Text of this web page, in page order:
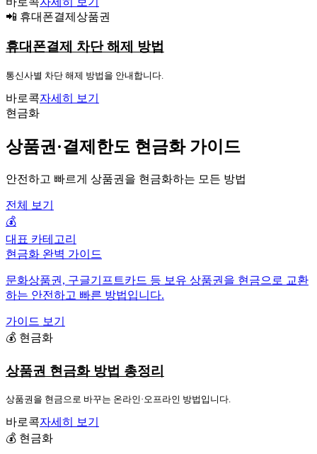
📲 휴대폰결제상품권
휴대폰결제 차단 해제 방법
통신사별 차단 해제 방법을 안내합니다.
바로콕자세히 보기
현금화
상품권·결제한도 현금화 가이드
안전하고 빠르게 상품권을 현금화하는 모든 방법
전체 보기
💰
대표 카테고리
현금화 완벽 가이드
문화상품권, 구글기프트카드 등 보유 상품권을 현금으로 교환
하는 안전하고 빠른 방법입니다.
가이드 보기
💰 현금화
상품권 현금화 방법 총정리
상품권을 현금으로 바꾸는 온라인·오프라인 방법입니다.
바로콕자세히 보기
💰 현금화